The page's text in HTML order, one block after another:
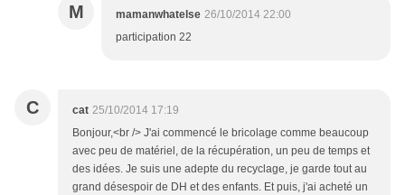
M mamanwhatelse 26/10/2014 22:00
participation 22
C cat 25/10/2014 17:19
Bonjour,<br /> J'ai commencé le bricolage comme beaucoup
avec peu de matériel, de la récupération, un peu de temps et
des idées. Je suis une adepte du recyclage, je garde tout au
grand désespoir de DH et des enfants. Et puis, j'ai acheté un